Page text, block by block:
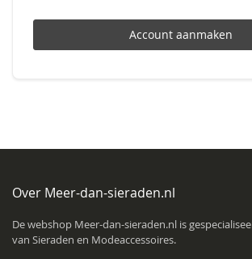
Account aanmaken
Over Meer-dan-sieraden.nl
De webshop Meer-dan-sieraden.nl is
van Sieraden en Modeaccessoires.